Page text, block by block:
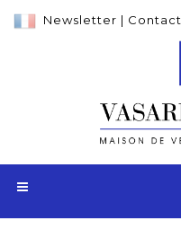
Newsletter | Contact